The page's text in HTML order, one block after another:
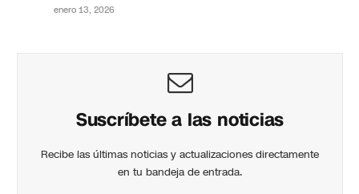
enero 13, 2026
Suscríbete a las noticias
Recibe las últimas noticias y actualizaciones directamente
en tu bandeja de entrada.